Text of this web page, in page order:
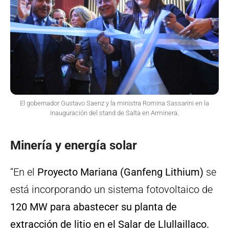
El gobernador Gustavo Saenz y la ministra Romina Sassarini en la
inauguración del stand de Salta en Arminera.
Minería y energía solar
“En el Proyecto Mariana (Ganfeng Lithium) se
está incorporando un sistema fotovoltaico de
120 MW para abastecer su planta de
extracción de litio en el Salar de Llullaillaco.